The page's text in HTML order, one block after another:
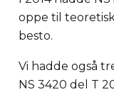
oppe til
besto.
Vi hadde også
NS 3420 del T